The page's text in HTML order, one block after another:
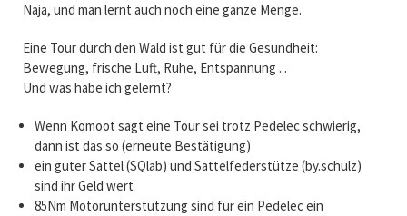
Naja, und man lernt auch noch eine ganze Menge.
Eine Tour durch den Wald ist gut für die Gesundheit:
Bewegung, frische Luft, Ruhe, Entspannung ...
Und was habe ich gelernt?
Wenn Komoot sagt eine Tour sei trotz Pedelec schwierig,
dann ist das so (erneute Bestätigung)
ein guter Sattel (SQlab) und Sattelfederstütze (by.schulz)
sind ihr Geld wert
85Nm Motorunterstützung sind für ein Pedelec ein